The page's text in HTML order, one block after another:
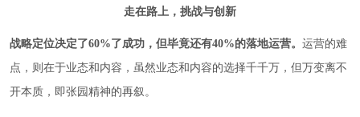
走在路上，挑战与创新
战略定位决定了60%了成功，但毕竟还有40%的落地运营。 运营的难
点，则在于业态和内容，虽然业态和内容的选择千千万，但万变离不
开本质，即张园精神的再叙。